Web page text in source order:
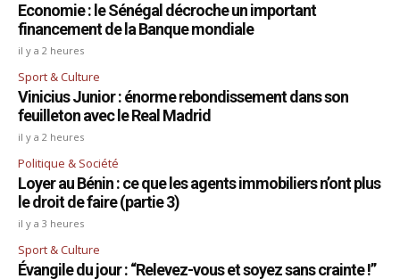
Economie : le Sénégal décroche un important
financement de la Banque mondiale
il y a 2 heures
Sport & Culture
Vinicius Junior : énorme rebondissement dans son
feuilleton avec le Real Madrid
il y a 2 heures
Politique & Société
Loyer au Bénin : ce que les agents immobiliers n’ont plus
le droit de faire (partie 3)
il y a 3 heures
Sport & Culture
Évangile du jour : “Relevez-vous et soyez sans crainte !”